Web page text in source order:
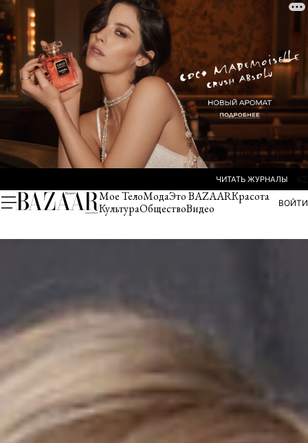
ЧИТАТЬ ЖУРНАЛЫ
Мое ТелоМодаЭто BAZAARКрасота
КультураОбществоВидео ВОЙТИ